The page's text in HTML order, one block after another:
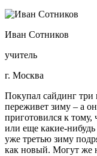
Иван Сотников
учитель
г. Москва
Покупал сайдинг три
переживет зиму – а
приготовился к тому,
или еще какие-
уже третью зиму
как новый. Могут же